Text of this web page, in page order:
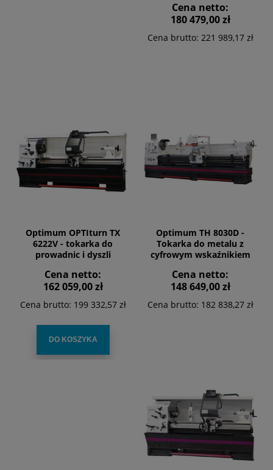
Cena netto:
180 479,00 zł
Cena brutto: 221 989,17 zł
Optimum OPTIturn TX
6222V - tokarka do
prowadnic i dyszli
Cena netto:
162 059,00 zł
Cena brutto: 199 332,57 zł
DO KOSZYKA
Optimum TH 8030D -
Tokarka do metalu z
cyfrowym wskaźnikiem
Cena netto:
148 649,00 zł
Cena brutto: 182 838,27 zł